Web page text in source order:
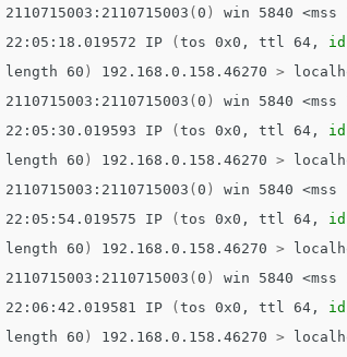
2110715003:2110715003 ( 0 )
win 5840 <mss
22:05:18.019572 IP
( tos 0x0, ttl 64, id
length 60 ) 192.168.0.158.46270 >
2110715003:2110715003 ( 0 )
win 5840 <mss
22:05:30.019593 IP
( tos 0x0, ttl 64, id
length 60 ) 192.168.0.158.46270 >
2110715003:2110715003 ( 0 )
win 5840 <mss
22:05:54.019575 IP
( tos 0x0, ttl 64, id
length 60 ) 192.168.0.158.46270 >
2110715003:2110715003 ( 0 )
win 5840 <mss
22:06:42.019581 IP
( tos 0x0, ttl 64, id
length 60 ) 192.168.0.158.46270 >